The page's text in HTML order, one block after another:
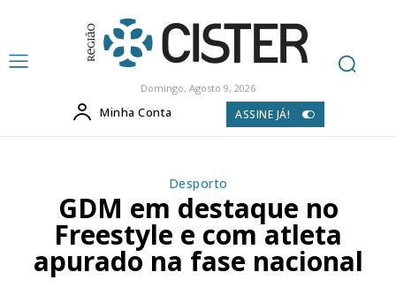
Domingo, Agosto 9, 2026
Minha Conta ASSINE JÁ!
Desporto
GDM em destaque no
Freestyle e com atleta
apurado na fase nacional